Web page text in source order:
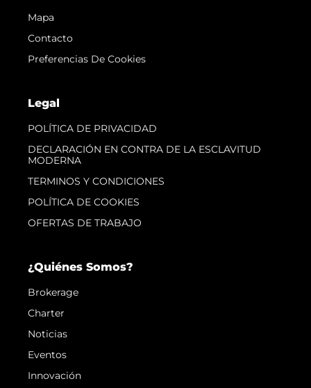
Mapa
Contacto
Preferencias De Cookies
Legal
POLÍTICA DE PRIVACIDAD
DECLARACIÓN EN CONTRA DE LA ESCLAVITUD
MODERNA
TERMINOS Y CONDICIONES
POLÍTICA DE COOKIES
OFERTAS DE TRABAJO
¿Quiénes Somos?
Brokerage
Charter
Noticias
Eventos
Innovación